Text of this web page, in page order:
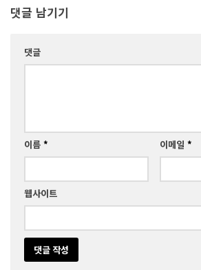
댓글 남기기
댓글
이름 * 이메일 *
웹사이트